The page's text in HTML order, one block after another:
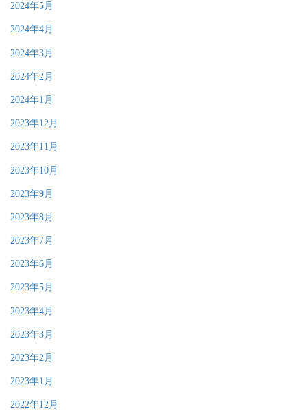
2024年5月
2024年4月
2024年3月
2024年2月
2024年1月
2023年12月
2023年11月
2023年10月
2023年9月
2023年8月
2023年7月
2023年6月
2023年5月
2023年4月
2023年3月
2023年2月
2023年1月
2022年12月